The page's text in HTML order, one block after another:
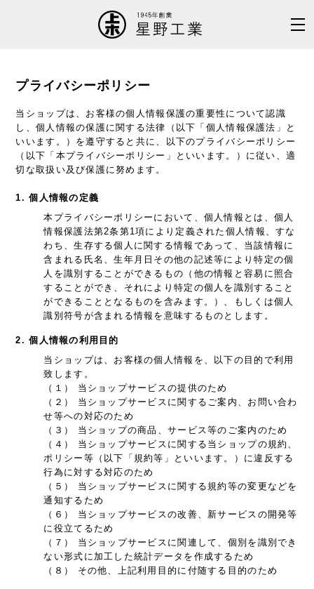
プライバシーポリシー
当ショップは、お客様の個人情報保護の重要性について認識
し、個人情報の保護に関する法律（以下「個人情報保護法」と
いいます。）を遵守すると共に、以下のプライバシーポリシー
（以下「本プライバシーポリシー」といいます。）に従い、適
切な取扱い及び保護に努めます。
1. 個人情報の定義
本プライバシーポリシーにおいて、個人情報とは、個人
情報保護法第2条第1項により定義された個人情報、すな
わち、生存する個人に関する情報であって、当該情報に
含まれる氏名、生年月日その他の記述等により特定の個
人を識別することができるもの（他の情報と容易に照合
することができ、それにより特定の個人を識別すること
ができることとなるものを含みます。）、もしくは個人
識別符号が含まれる情報を意味するものとします。
2. 個人情報の利用目的
当ショップは、お客様の個人情報を、以下の目的で利用
致します。
（１） 当ショップサービスの提供のため
（２） 当ショップサービスに関するご案内、お問い合わ
せ等への対応のため
（３） 当ショップの商品、サービス等のご案内のため
（４） 当ショップサービスに関する当ショップの規約、
ポリシー等（以下「規約等」といいます。）に違反する
行為に対する対応のため
（５） 当ショップサービスに関する規約等の変更などを
通知するため
（６） 当ショップサービスの改善、新サービスの開発等
に役立てるため
（７） 当ショップサービスに関連して、個別を識別でき
ない形式に加工した統計データを作成するため
（８） その他、上記利用目的に付随する目的のため